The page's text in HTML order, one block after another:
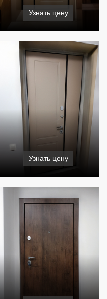
Узнать цену
Узнать цену